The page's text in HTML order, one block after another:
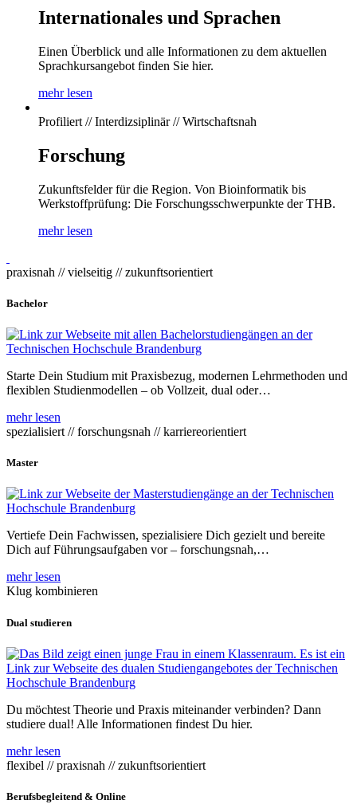
Internationales und Sprachen
Einen Überblick und alle Informationen zu dem aktuellen
Sprachkursangebot finden Sie hier.
mehr lesen
Profiliert // Interdizsiplinär // Wirtschaftsnah
Forschung
Zukunftsfelder für die Region. Von Bioinformatik bis
Werkstoffprüfung: Die Forschungsschwerpunkte der THB.
mehr lesen
praxisnah // vielseitig // zukunftsorientiert
Bachelor
Starte Dein Studium mit Praxisbezug, modernen Lehrmethoden und
flexiblen Studienmodellen – ob Vollzeit, dual oder…
mehr lesen
spezialisiert // forschungsnah // karriereorientiert
Master
Vertiefe Dein Fachwissen, spezialisiere Dich gezielt und bereite
Dich auf Führungsaufgaben vor – forschungsnah,…
mehr lesen
Klug kombinieren
Dual studieren
Du möchtest Theorie und Praxis miteinander verbinden? Dann
studiere dual! Alle Informationen findest Du hier.
mehr lesen
flexibel // praxisnah // zukunftsorientiert
Berufsbegleitend & Online